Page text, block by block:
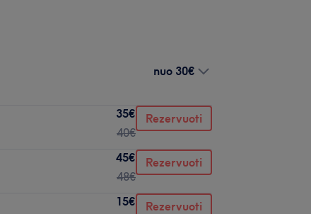
nuo 30€
35€
40€
Rezervuoti
45€
48€
Rezervuoti
15€ Rezervuoti